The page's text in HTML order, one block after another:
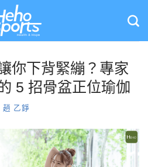
你下背緊繃？專家
5 招骨盆正位瑜伽
趙 乙錚